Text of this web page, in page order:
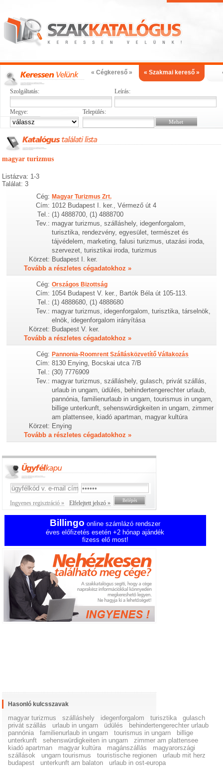
« Cégkereső » « Szakmai kereső »
Szolgáltatás: Leírás:
Megye: Település:
magyar turizmus
Listázva: 1-3
Találat: 3
Cég: Magyar Turizmus Zrt.
Cím: 1012 Budapest I. ker., Vérmező út 4
Tel.: (1) 4888700, (1) 4888700
Tev.: magyar turizmus, szálláshely, idegenforgalom,
turisztika, rendezvény, egyesület, természet és
tájvédelem, marketing, falusi turizmus, utazási iroda,
szervezet, turisztikai iroda, turizmus
Körzet: Budapest I. ker.
Tovább a részletes cégadatokhoz »
Cég: Országos Bizottság
Cím: 1054 Budapest V. ker., Bartók Béla út 105-113.
Tel.: (1) 4888680, (1) 4888680
Tev.: magyar turizmus, idegenforgalom, turisztika, társelnök,
elnök, idegenforgalom irányítása
Körzet: Budapest V. ker.
Tovább a részletes cégadatokhoz »
Cég: Pannonia-Roomrent Szállásközvetítő Vállakozás
Cím: 8130 Enying, Bocskai utca 7/B
Tel.: (30) 7776909
Tev.: magyar turizmus, szálláshely, gulasch, privát szállás,
urlaub in ungarn, üdülés, behindertengerechter urlaub,
pannónia, familienurlaub in ungarn, tourismus in ungarn,
billige unterkunft, sehenswürdigkeiten in ungarn, zimmer
am plattensee, kiadó apartman, magyar kultúra
Körzet: Enying
Tovább a részletes cégadatokhoz »
Ingyenes regisztráció » Elfelejtett jelszó »
Billingo online számlázó rendszer
éves előfizetés esetén +2 hónap ajándék
fizess elő most!
Hasonló kulcsszavak
magyar turizmus szálláshely idegenforgalom turisztika
gulasch
privát szállás
urlaub in ungarn üdülés
behindertengerechter urlaub
pannónia
familienurlaub in ungarn tourismus in ungarn
billige
unterkunft
sehenswürdigkeiten in ungarn
zimmer am plattensee
kiadó apartman
magyar kultúra magánszállás
magyarországi
szállások
ungarn tourismus touristische regionen
urlaub mit herz
budapest
unterkunft am balaton urlaub in ost-europa